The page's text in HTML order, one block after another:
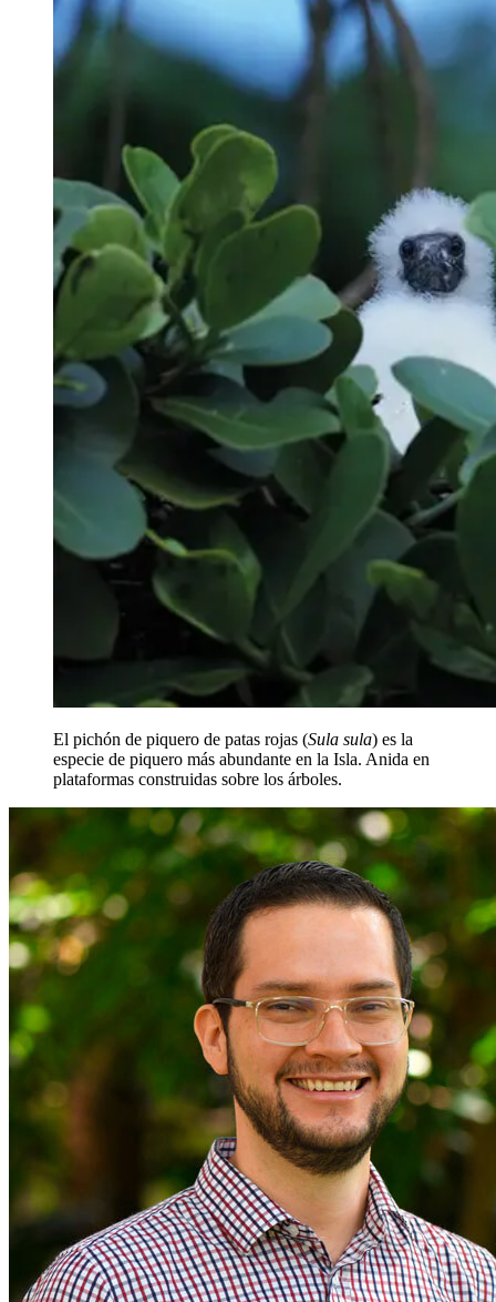
El pichón de piquero de patas rojas (Sula sula) es la
especie de piquero más abundante en la Isla. Anida en
plataformas construidas sobre los árboles.